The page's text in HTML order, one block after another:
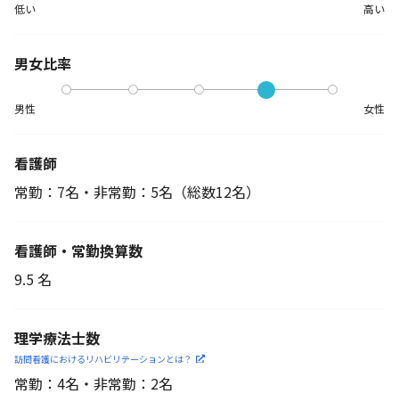
低い 高い
男女比率
男性 女性
看護師
常勤：7名・非常勤：5名 （総数12名）
看護師・常勤換算数
9.5 名
理学療法士数
訪問看護におけるリハビリ テーションとは？
常勤：4名・非常勤：2名